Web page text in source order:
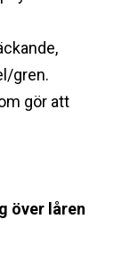
gren.
gör att
över låren